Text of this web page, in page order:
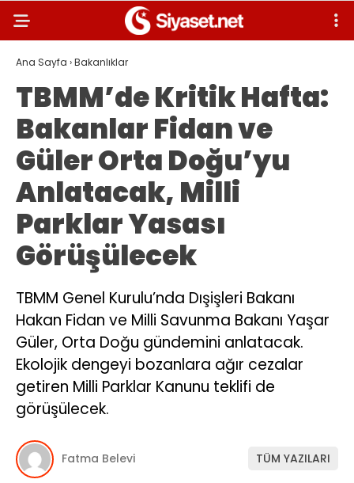
Ana Sayfa ›Bakanlıklar
TBMM’de Kritik Hafta:
Bakanlar Fidan ve
Güler Orta Doğu’yu
Anlatacak, Milli
Parklar Yasası
Görüşülecek
TBMM Genel Kurulu’nda Dışişleri Bakanı
Hakan Fidan ve Milli Savunma Bakanı Yaşar
Güler, Orta Doğu gündemini anlatacak.
Ekolojik dengeyi bozanlara ağır cezalar
getiren Milli Parklar Kanunu teklifi de
görüşülecek.
Fatma Belevi TÜM YAZILARI